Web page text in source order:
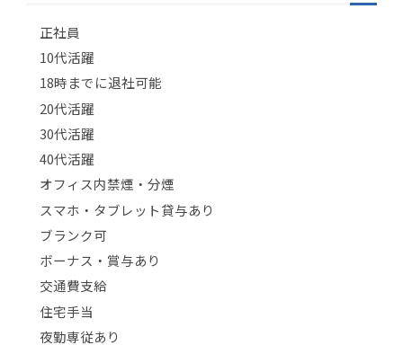
正社員
10代活躍
18時までに退社可能
20代活躍
30代活躍
40代活躍
オフィス内禁煙・分煙
スマホ・タブレット貸与あり
ブランク可
ボーナス・賞与あり
交通費支給
住宅手当
夜勤専従あり